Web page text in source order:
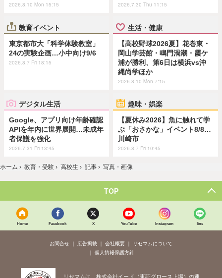
2026.8.10 Mon 15:15 2026.7.30 Thu 11:15
教育イベント
東京都市大「科学体験教室」
24の実験企画…小中向け9/6
2026.8.7 Fri 18:15
生活・健康
【高校野球2026夏】花巻東・
岡山学芸館・鳴門渦潮・霞ケ
浦が勝利、第6日は横浜vs沖
縄尚学ほか
2026.8.10 Mon 7:15
デジタル生活
Google、アプリ向け年齢確認
APIを年内に世界展開…未成年
者保護を強化
2026.7.31 Fri 13:45
趣味・娯楽
【夏休み2026】魚に触れて学
ぶ「おさかな」イベント8/8…
川崎市
2026.8.7 Fri 10:45
ホーム › 教育・受験 › 高校生 › 記事 › 写真・画像
TOP
Home Facebook X YouTube Instagram line
お問合せ 広告掲載 会社概要
リセマムについて
個人情報保護方針
リセマムは、株式会社イード（東証グロース上場）の運